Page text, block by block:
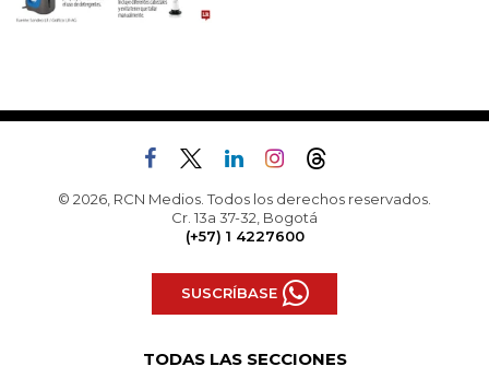
© 2026, RCN Medios. Todos los derechos reservados.
Cr. 13a 37-32, Bogotá
(+57) 1 4227600
SUSCRÍBASE
TODAS LAS SECCIONES